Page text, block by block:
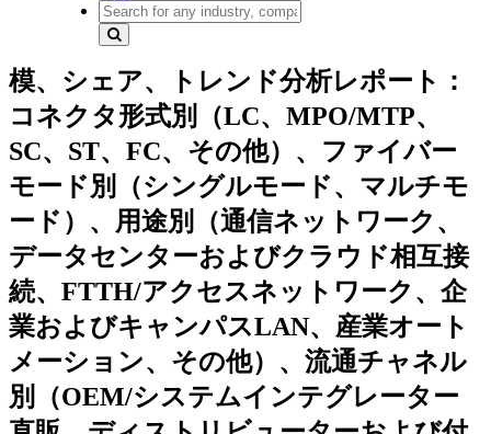
模、シェア、トレンド分析レポート：
コネクタ形式別（LC、MPO/MTP、
SC、ST、FC、その他）、ファイバー
モード別（シングルモード、マルチモ
ード）、用途別（通信ネットワーク、
データセンターおよびクラウド相互接
続、FTTH/アクセスネットワーク、企
業およびキャンパスLAN、産業オート
メーション、その他）、流通チャネル
別（OEM/システムインテグレーター